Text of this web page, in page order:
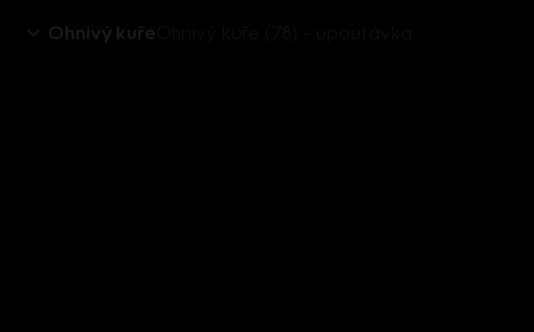
Ohnivý kuře